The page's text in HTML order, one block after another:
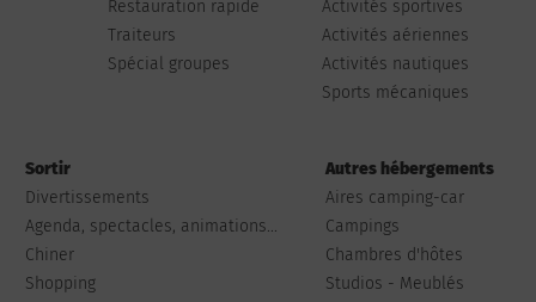
Restauration rapide
Traiteurs
Spécial groupes
Activités sportives
Activités aériennes
Activités nautiques
Sports mécaniques
Sortir
Divertissements
Agenda, spectacles, animations...
Chiner
Shopping
Autres hébergements
Aires camping-car
Campings
Chambres d'hôtes
Studios - Meublés